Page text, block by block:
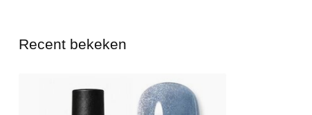
Recent bekeken